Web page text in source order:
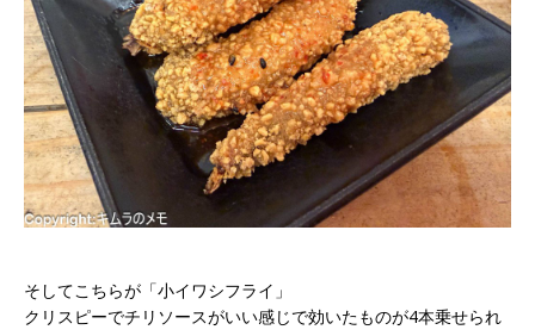
そしてこちらが「小イワシフライ」
クリスピーでチリソースがいい感じで効いたものが4本乗せられ